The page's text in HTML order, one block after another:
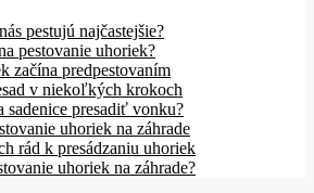
pestujú najčastejšie?
pestovanie uhoriek?
začína predpestovaním
v niekoľkých krokoch
sadenice presadiť vonku?
uhoriek na záhrade
rád k presádzaniu uhoriek
uhoriek na záhrade?